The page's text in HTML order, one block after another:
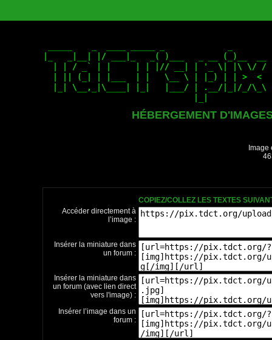
HÉBERGEMENT
COPIEZ/COLLEZ LES TEXTES
Accéder directement à
l’image :
Insérer la miniature dans
un forum :
Insérer la miniature dans
un forum (avec lien direct
vers l'image) :
Insérer l’image dans un
forum :